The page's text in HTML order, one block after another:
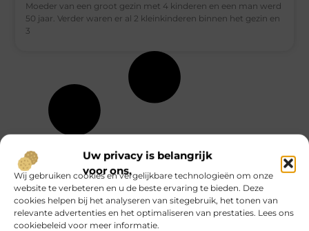
Uw privacy is belangrijk
voor ons.
Wij gebruiken cookies en vergelijkbare technologieën om onze
website te verbeteren en u de beste ervaring te bieden. Deze
cookies helpen bij het analyseren van sitegebruik, het tonen van
relevante advertenties en het optimaliseren van prestaties. Lees ons
cookiebeleid voor meer informatie.
Moeder van een groot gezin met 4 kinderen en een man werd
50 jaar. Verder waren er al 2 kleinkinderen binnen het gezin en
3